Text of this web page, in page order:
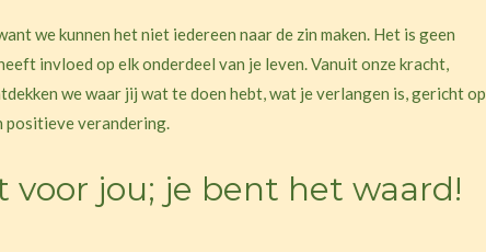
we kunnen het niet iedereen naar de zin maken. Het is geen
invloed op elk onderdeel van je leven. Vanuit onze kracht,
we waar jij wat te doen hebt, wat je verlangen is, gericht op
positieve verandering.
voor jou; je bent het waard!